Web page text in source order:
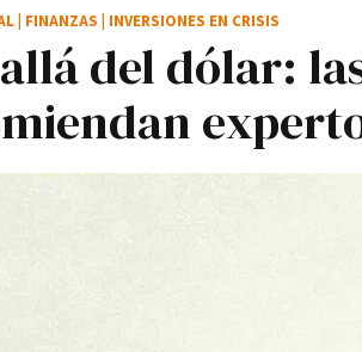
del dólar:
FINANZAS INVERSIONES EN CRISIS